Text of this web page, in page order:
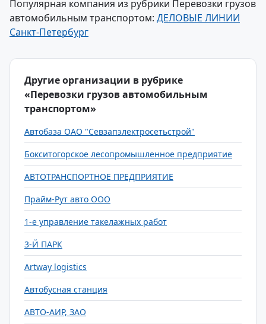
Популярная компания из рубрики Перевозки грузов
автомобильным транспортом: ДЕЛОВЫЕ ЛИНИИ
Санкт-Петербург
Другие организации в рубрике
«Перевозки грузов автомобильным
транспортом»
Автобаза ОАО "Севзапэлектросетьстрой"
Бокситогорское лесопромышленное предприятие
АВТОТРАНСПОРТНОЕ ПРЕДПРИЯТИЕ
Прайм-Рут авто ООО
1-е управление такелажных работ
3-Й ПАРК
Artway logistics
Автобусная станция
АВТО-АИР, ЗАО